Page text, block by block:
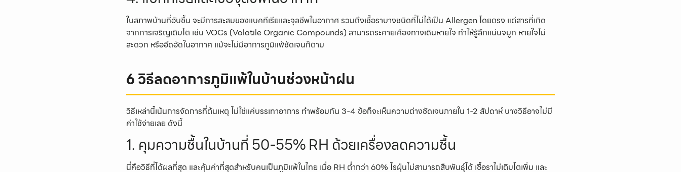
ในสภาพบ้านที่อับชื้น จะมีการสะสมของแบคทีเรียและจุลชีพในอากาศ รวมถึงเชื้อราบางชนิดที่ไม่ได้เป็น Allergen โดยตรง แต่สารที่เกิด
จากการเจริญเติบโต เช่น VOCs (Volatile Organic Compounds) สามารถระคายเคืองทางเดินหายใจ ทำให้รู้สึกแน่นจมูก หายใจไม่
สะดวก หรืออึดอัดในอากาศ แม้จะไม่มีอาการภูมิแพ้ชัดเจนก็ตาม
6 วิธีลดอาการภูมิแพ้ในบ้านช่วงหน้าฝน
วิธีเหล่านี้เน้นการจัดการที่ต้นเหตุ ไม่ใช่แค่บรรเทาอาการ ทำพร้อมกัน 3-4 ข้อก็จะเห็นความต่างชัดเจนภายใน 1-2 สัปดาห์ บางวิธีอาจไม่มี
ค่าใช้จ่ายเลย ดังนี้
1. คุมความชื้นในบ้านที่ 50-55% RH ด้วยเครื่องลดความชื้น
นี่คือวิธีที่ได้ผลที่สุด และคุ้มค่าที่สุดสำหรับคนเป็นภูมิแพ้ในไทย เมื่อ RH ต่ำกว่า 60% ไรฝุ่นไม่สามารถสืบพันธุ์ได้ เชื้อราไม่เติบโตเพิ่ม และ